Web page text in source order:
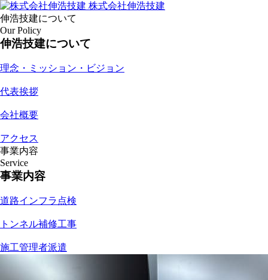
株式会社伸浩技建
伸浩技建について
Our Policy
伸浩技建について
理念・ミッション・ビジョン
代表挨拶
会社概要
アクセス
事業内容
Service
事業内容
道路インフラ点検
トンネル補修工事
施工管理者派遣